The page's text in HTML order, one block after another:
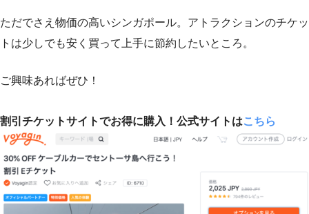
ただでさえ物価の高いシンガポール。アトラクションのチケッ
トは少しでも安く買って上手に節約したいところ。
ご興味あればぜひ！
割引チケットサイトでお得に購入！公式サイトはこちら